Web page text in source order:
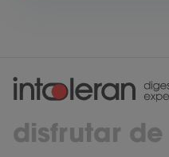
disfrutar